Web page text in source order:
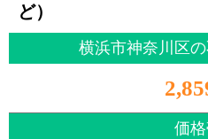
ど）
横浜市神奈川区
価